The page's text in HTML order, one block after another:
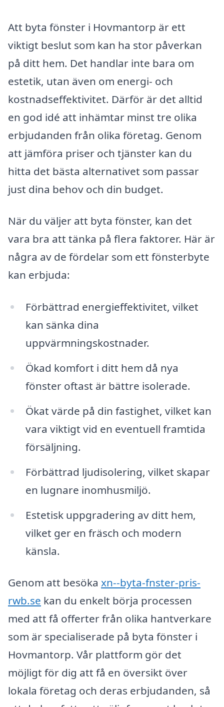
Att byta fönster i Hovmantorp är ett
viktigt beslut som kan ha stor påverkan
på ditt hem. Det handlar inte bara om
estetik, utan även om energi- och
kostnadseffektivitet. Därför är det alltid
en god idé att inhämtar minst tre olika
erbjudanden från olika företag. Genom
att jämföra priser och tjänster kan du
hitta det bästa alternativet som passar
just dina behov och din budget.
När du väljer att byta fönster, kan det
vara bra att tänka på flera faktorer. Här är
några av de fördelar som ett fönsterbyte
kan erbjuda:
Förbättrad energieffektivitet, vilket
kan sänka dina
uppvärmningskostnader.
Ökad komfort i ditt hem då nya
fönster oftast är bättre isolerade.
Ökat värde på din fastighet, vilket kan
vara viktigt vid en eventuell framtida
försäljning.
Förbättrad ljudisolering, vilket skapar
en lugnare inomhusmiljö.
Estetisk uppgradering av ditt hem,
vilket ger en fräsch och modern
känsla.
Genom att besöka xn--byta-fnster-pris-
rwb.se kan du enkelt börja processen
med att få offerter från olika hantverkare
som är specialiserade på byta fönster i
Hovmantorp. Vår plattform gör det
möjligt för dig att få en översikt över
lokala företag och deras erbjudanden, så